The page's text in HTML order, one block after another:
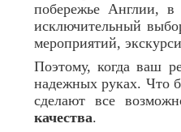
побережье Англии, в
исключительный
мероприятий,
Поэтому, когда ваш
надежных руках. Что
сделают все
качества.